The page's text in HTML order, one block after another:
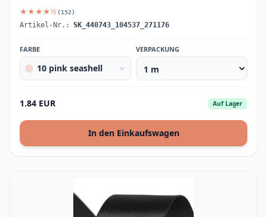
★★★★½ (152)
Artikel-Nr.: SK_440743_104537_271176
FARBE
10 pink seashell
VERPACKUNG
1.84 EUR Auf Lager
In den Einkaufswagen